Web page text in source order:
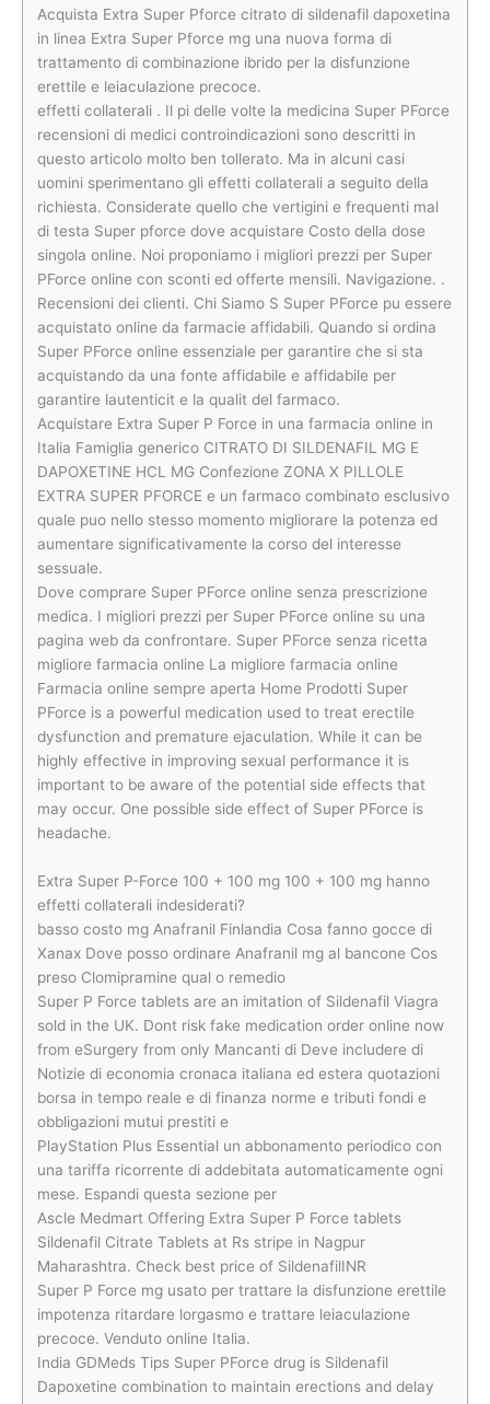
Acquista Extra Super Pforce citrato di sildenafil dapoxetina
in linea Extra Super Pforce mg una nuova forma di
trattamento di combinazione ibrido per la disfunzione
erettile e leiaculazione precoce.
effetti collaterali . Il pi delle volte la medicina Super PForce
recensioni di medici controindicazioni sono descritti in
questo articolo molto ben tollerato. Ma in alcuni casi
uomini sperimentano gli effetti collaterali a seguito della
richiesta. Considerate quello che vertigini e frequenti mal
di testa Super pforce dove acquistare Costo della dose
singola online. Noi proponiamo i migliori prezzi per Super
PForce online con sconti ed offerte mensili. Navigazione. .
Recensioni dei clienti. Chi Siamo S Super PForce pu essere
acquistato online da farmacie affidabili. Quando si ordina
Super PForce online essenziale per garantire che si sta
acquistando da una fonte affidabile e affidabile per
garantire lautenticit e la qualit del farmaco.
Acquistare Extra Super P Force in una farmacia online in
Italia Famiglia generico CITRATO DI SILDENAFIL MG E
DAPOXETINE HCL MG Confezione ZONA X PILLOLE
EXTRA SUPER PFORCE e un farmaco combinato esclusivo
quale puo nello stesso momento migliorare la potenza ed
aumentare significativamente la corso del interesse
sessuale.
Dove comprare Super PForce online senza prescrizione
medica. I migliori prezzi per Super PForce online su una
pagina web da confrontare. Super PForce senza ricetta
migliore farmacia online La migliore farmacia online
Farmacia online sempre aperta Home Prodotti Super
PForce is a powerful medication used to treat erectile
dysfunction and premature ejaculation. While it can be
highly effective in improving sexual performance it is
important to be aware of the potential side effects that
may occur. One possible side effect of Super PForce is
headache.
Extra Super P-Force 100 + 100 mg 100 + 100 mg hanno
effetti collaterali indesiderati?
basso costo mg Anafranil Finlandia Cosa fanno gocce di
Xanax Dove posso ordinare Anafranil mg al bancone Cos
preso Clomipramine qual o remedio
Super P Force tablets are an imitation of Sildenafil Viagra
sold in the UK. Dont risk fake medication order online now
from eSurgery from only Mancanti di Deve includere di
Notizie di economia cronaca italiana ed estera quotazioni
borsa in tempo reale e di finanza norme e tributi fondi e
obbligazioni mutui prestiti e
PlayStation Plus Essential un abbonamento periodico con
una tariffa ricorrente di addebitata automaticamente ogni
mese. Espandi questa sezione per
Ascle Medmart Offering Extra Super P Force tablets
Sildenafil Citrate Tablets at Rs stripe in Nagpur
Maharashtra. Check best price of SildenafilINR
Super P Force mg usato per trattare la disfunzione erettile
impotenza ritardare lorgasmo e trattare leiaculazione
precoce. Venduto online Italia.
India GDMeds Tips Super PForce drug is Sildenafil
Dapoxetine combination to maintain erections and delay